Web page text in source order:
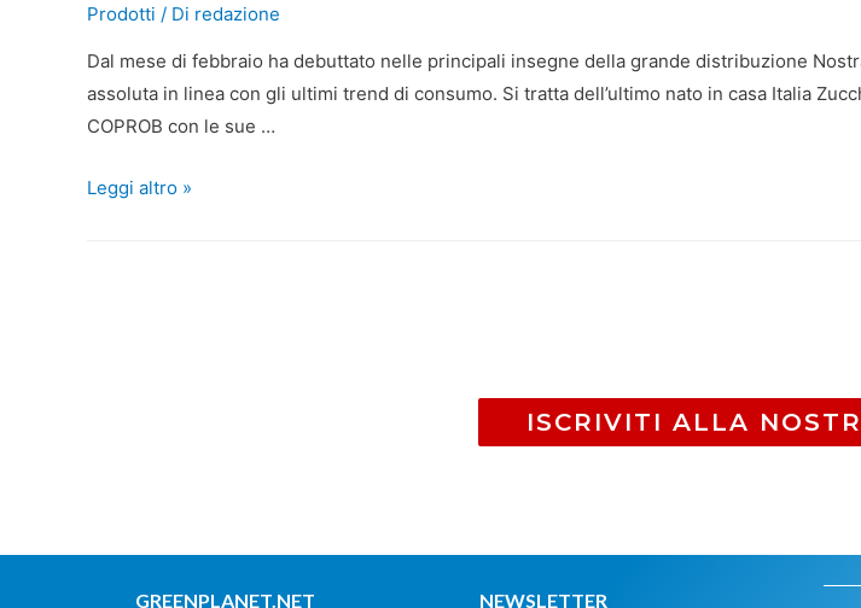
Prodotti / Di redazione
Dal mese di febbraio ha debuttato nelle principali insegne della grande distribuzione
assoluta in linea con gli ultimi trend di consumo. Si tratta dell’ultimo nato in casa Italia
COPROB con le sue …
Leggi altro »
ISCRIVITI ALLA
GREENPLANET.NET NEWSLETTER